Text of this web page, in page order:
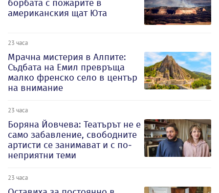
борбата с пожарите в
американския щат Юта
23 часа
Мрачна мистерия в Алпите:
Съдбата на Емил превръща
малко френско село в център
на внимание
23 часа
Боряна Йовчева: Театърът не е
само забавление, свободните
артисти се занимават и с по-
неприятни теми
23 часа